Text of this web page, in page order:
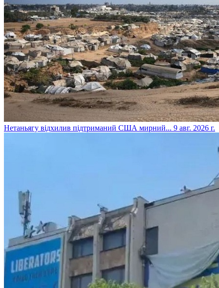
​Нетаньягу відхилив підтриманий США мирний... 9 авг. 2026 г.